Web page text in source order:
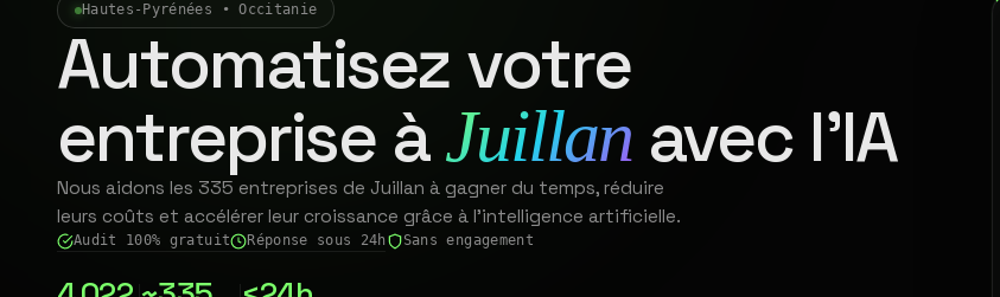
Hautes-Pyrénées • Occitanie
Automatisez votre
entreprise àJuillanavec l'IA
Nous aidons les 335 entreprises de Juillan à gagner du temps, réduire
leurs coûts et accélérer leur croissance grâce à l'intelligence artificielle.
Audit 100% gratuit Réponse sous 24h Sans engagement